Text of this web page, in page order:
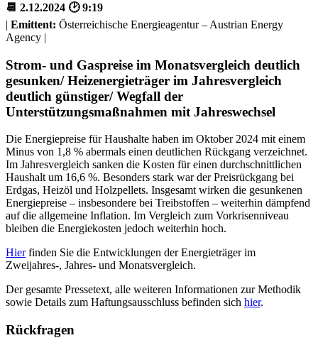
📆 2.12.2024 🕑 9:19
| Emittent: Österreichische Energieagentur – Austrian Energy
Agency |
Strom- und Gaspreise im Monatsvergleich deutlich
gesunken/ Heizenergieträger im Jahresvergleich
deutlich günstiger/ Wegfall der
Unterstützungsmaßnahmen mit Jahreswechsel
Die Energiepreise für Haushalte haben im Oktober 2024 mit einem
Minus von 1,8 % abermals einen deutlichen Rückgang verzeichnet.
Im Jahresvergleich sanken die Kosten für einen durchschnittlichen
Haushalt um 16,6 %. Besonders stark war der Preisrückgang bei
Erdgas, Heizöl und Holzpellets. Insgesamt wirken die gesunkenen
Energiepreise – insbesondere bei Treibstoffen – weiterhin dämpfend
auf die allgemeine Inflation. Im Vergleich zum Vorkrisenniveau
bleiben die Energiekosten jedoch weiterhin hoch.
Hierfinden Sie die Entwicklungen der Energieträger im
Zweijahres-, Jahres- und Monatsvergleich.
Der gesamte Pressetext, alle weiteren Informationen zur Methodik
sowie Details zum Haftungsausschluss befinden sich hier.
Rückfragen